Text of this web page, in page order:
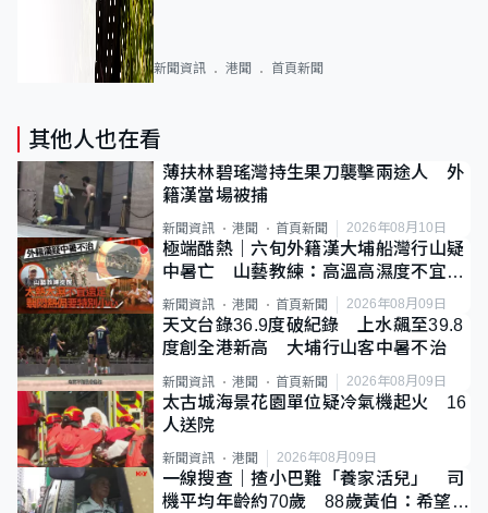
新聞資訊 港聞 首頁新聞
其他人也在看
薄扶林碧瑤灣持生果刀襲擊兩途人 外
籍漢當場被捕
新聞資訊 港聞 首頁新聞 2026年08月10日
極端酷熱｜六旬外籍漢大埔船灣行山疑
中暑亡 山藝教練：高溫高濕度不宜遠
足
新聞資訊 港聞 首頁新聞 2026年08月09日
天文台錄36.9度破紀錄 上水飆至39.8
度創全港新高 大埔行山客中暑不治
新聞資訊 港聞 首頁新聞 2026年08月09日
太古城海景花園單位疑冷氣機起火 16
人送院
新聞資訊 港聞 2026年08月09日
一線搜查｜揸小巴難「養家活兒」 司
機平均年齡約70歲 88歲黃伯：希望一